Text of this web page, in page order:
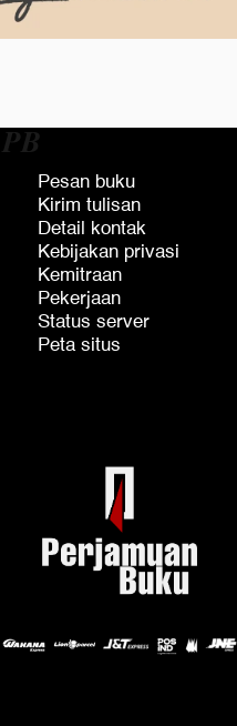
𝑷𝑩
Pesan buku
Kirim tulisan
Detail kontak
Kebijakan privasi
Kemitraan
Pekerjaan
Status server
Peta situs